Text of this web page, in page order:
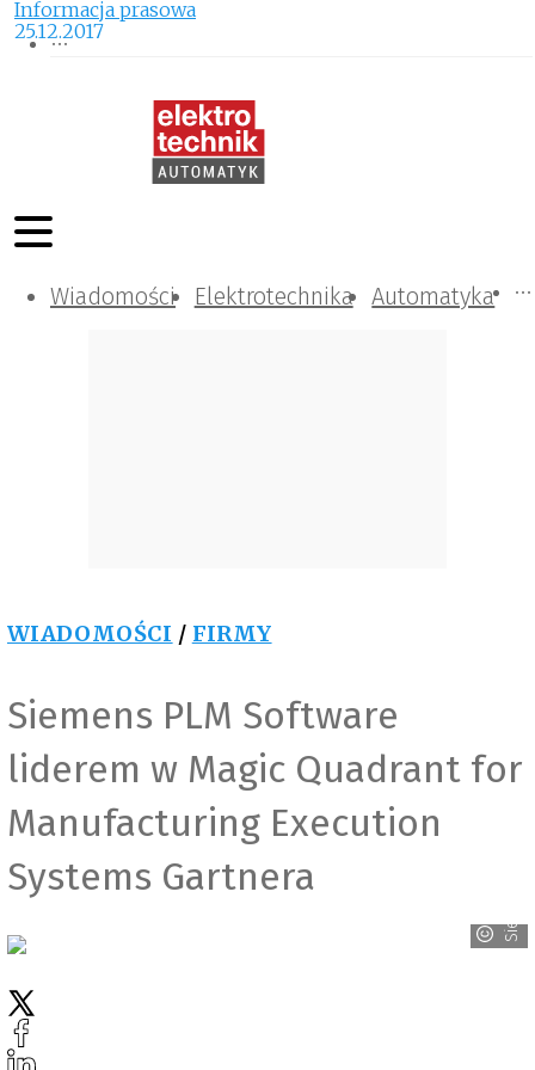
Wiadomości Elektrotechnika Automatyka
Komunikacja i IT
Kontrola
Tematy specjalne
WIADOMOŚCI / FIRMY
Siemens PLM Software
liderem w Magic Quadrant for
Manufacturing Execution
Systems Gartnera
Siemens
Informacja prasowa
25.12.2017